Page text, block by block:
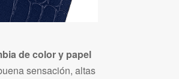
de color y papel
sensación, altas